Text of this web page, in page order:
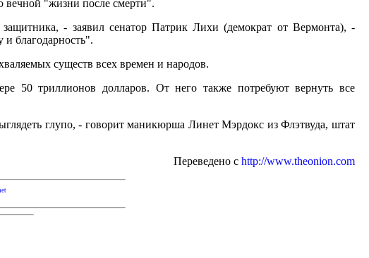
вечной "жизни после смерти".
- заявил сенатор Патрик Лихи (демократ от Вермонта), -
и благодарность".
существ всех времен и народов.
50 триллионов долларов. От него также потребуют вернуть все
глупо, - говорит маникюрша Линет Мэрдокс из Флэтвуда, штат
Переведено с http://www.theonion.com